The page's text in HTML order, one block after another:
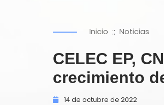
Inicio :: Noticias
CELEC EP,
crecimiento
14 de octubre de 2022